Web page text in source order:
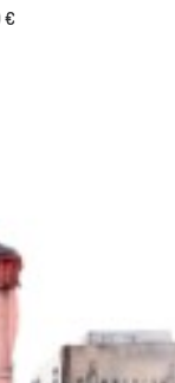
€